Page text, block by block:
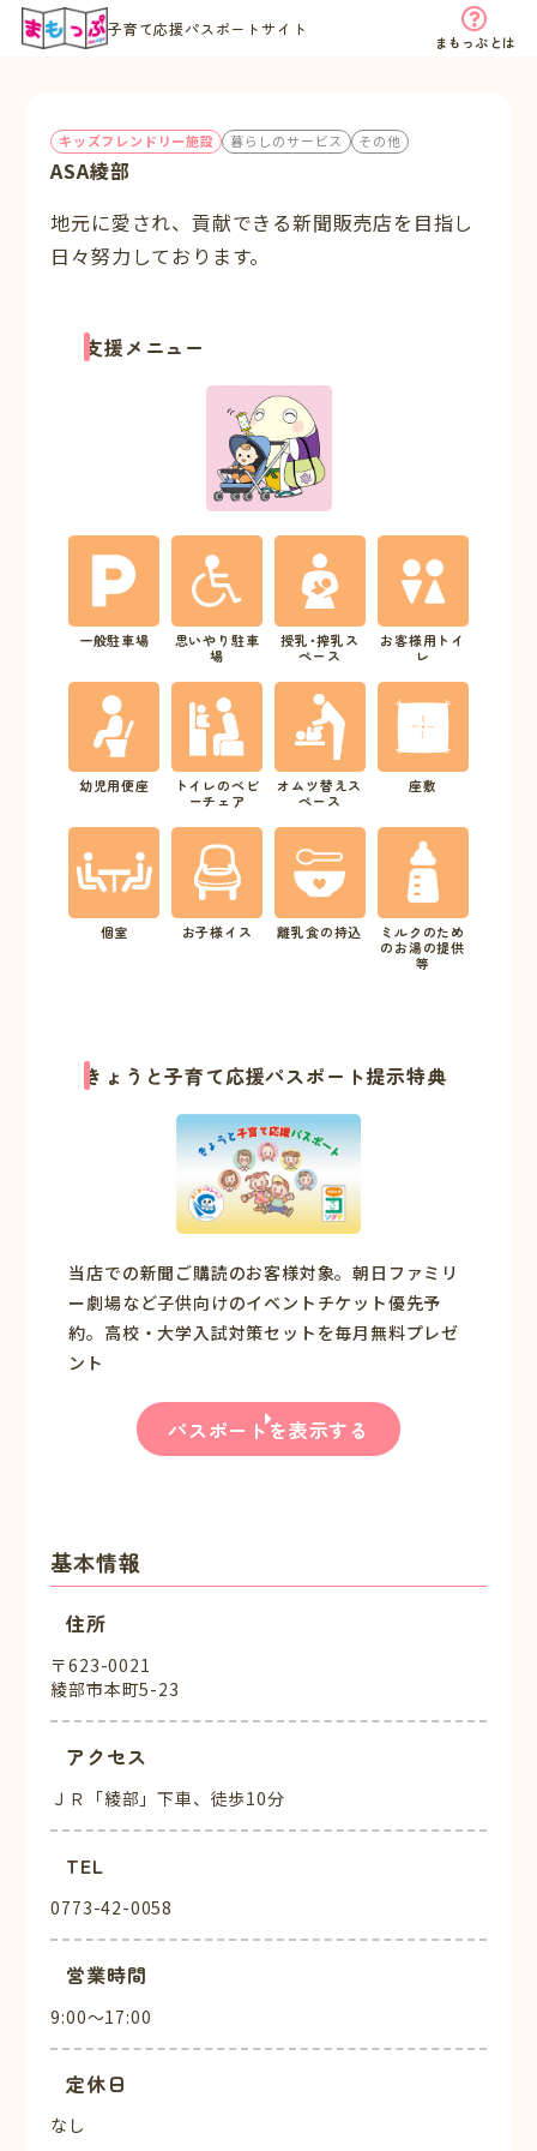
子育て応援パスポートサイト
まもっぷとは
キッズフレンドリー施設 暮らしのサービス その他
ASA綾部
地元に愛され、貢献できる新聞販売店を目指し
日々努力しております。
支援メニュー
一般駐車場
思いやり駐車
場
授乳･搾乳ス
ペース
お客様用トイ
レ
幼児用便座
トイレのベビ
ーチェア
オムツ替えス
ペース
座敷
個室 お子様イス 離乳食の持込
ミルクのため
のお湯の提供
等
きょうと子育て応援パスポート提示特典
当店での新聞ご購読のお客様対象。朝日ファミリ
ー劇場など子供向けのイベントチケット優先予
約。高校・大学入試対策セットを毎月無料プレゼ
ント
パスポートを表示する
基本情報
住所
〒623-0021
綾部市本町5-23
アクセス
ＪＲ「綾部」下車、徒歩10分
TEL
0773-42-0058
営業時間
9:00～17:00
定休日
なし